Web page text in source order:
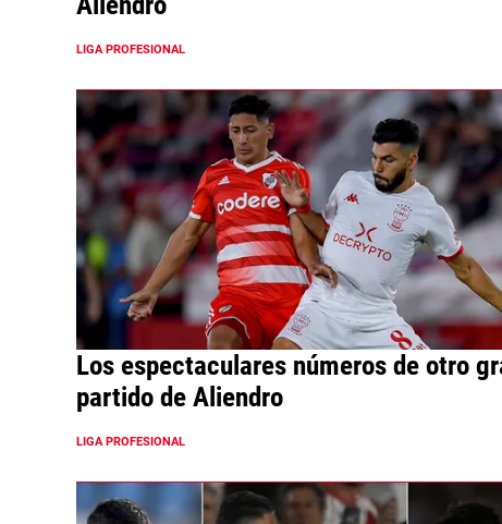
LIGA PROFESIONAL
Los espectaculares números de otro
partido de Aliendro
LIGA PROFESIONAL